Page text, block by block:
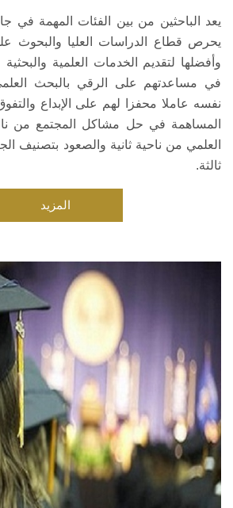
يعد الباحثين من بين الفئات المهمة في
يحرص قطاع الدراسات العليا والبحوث
وأفضلها لتقديم الخدمات العلمية والبحثية
في مساعدتهم على الرقي بالبحث
نفسه عاملا محفزا لهم على الإبداع
المساهمة في حل مشاكل المجتمع من
العلمي من ناحية ثانية والصعود بتصنيف
ثالثة.
المزيد